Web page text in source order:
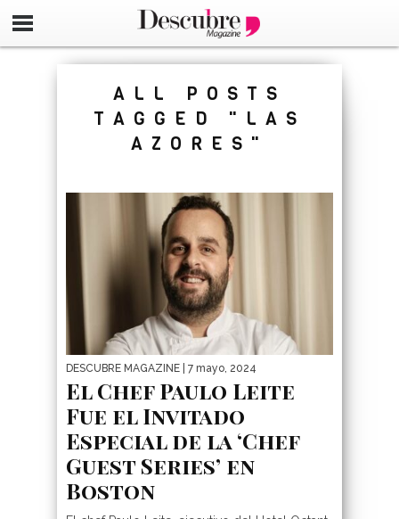
google-site-
ALL POSTS
TAGGED "LAS
AZORES"
DESCUBRE MAGAZINE | 7 mayo, 2024
El Chef Paulo Leite
Fue el Invitado
Especial de la ‘Chef
Guest Series’ en
Boston